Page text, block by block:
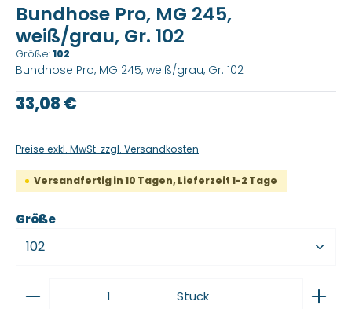
Bundhose Pro, MG 245,
weiß/grau, Gr. 102
Größe:102
Bundhose Pro, MG 245, weiß/grau, Gr. 102
Regulärer Preis:
33,08 €
Preise exkl. MwSt. zzgl. Versandkosten
Versandfertig in 10 Tagen, Lieferzeit 1-2 Tage
Größeauswählen
Produkt Anzahl: Gib den gewünschten Wert
Stück